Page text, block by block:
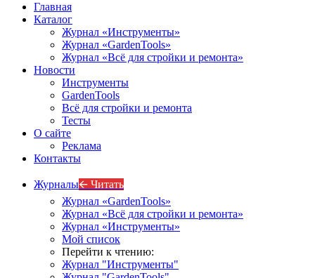
Главная
Каталог
Журнал «Инструменты»
Журнал «GardenTools»
Журнал «Всё для стройки и ремонта»
Новости
Инструменты
GardenTools
Всё для стройки и ремонта
Тесты
О сайте
Реклама
Контакты
Журналы🡨 Читать
Журнал «GardenTools»
Журнал «Всё для стройки и ремонта»
Журнал «Инструменты»
Мой список
Перейти к чтению:
Журнал "Инструменты"